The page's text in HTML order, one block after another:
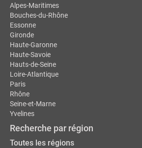
Alpes-Maritimes
Bouches-du-Rhône
Essonne
Gironde
Haute-Garonne
Haute-Savoie
Hauts-de-Seine
Loire-Atlantique
Paris
Rhône
Seine-et-Marne
Yvelines
Recherche par région
Toutes les régions